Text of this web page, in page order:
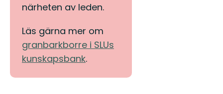
närheten av leden.
Läs gärna mer om
granbarkborre i SLUs
kunskapsbank.